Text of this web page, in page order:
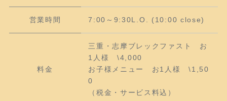
営業時間 7:00～9:30L.O. (10:00 close)
料金
三重・志摩ブレックファスト お
1人様 \4,000
お子様メニュー お1人様 \1,50
0
（税金・サービス料込）